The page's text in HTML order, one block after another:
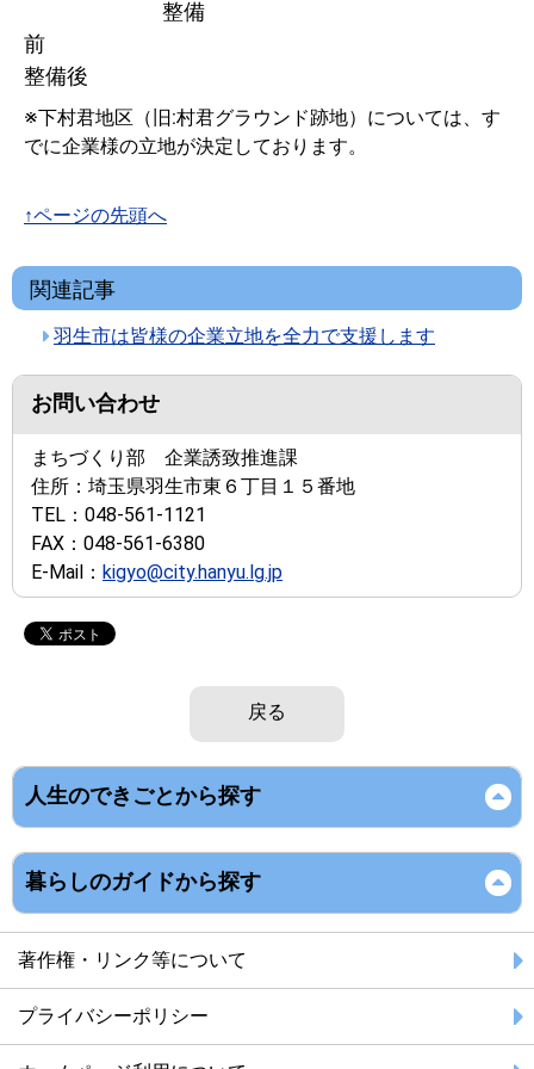
整備
前
整備後
※下村君地区（旧:村君グラウンド跡地）については、す
でに企業様の立地が決定しております。
↑ページの先頭へ
関連記事
羽生市は皆様の企業立地を全力で支援します
お問い合わせ
まちづくり部 企業誘致推進課
住所： 埼玉県羽生市東６丁目１５番地
TEL： 048-561-1121
FAX： 048-561-6380
E-Mail： kigyo@city.hanyu.lg.jp
戻る
人生のできごとから探す
暮らしのガイドから探す
著作権・リンク等について
プライバシーポリシー